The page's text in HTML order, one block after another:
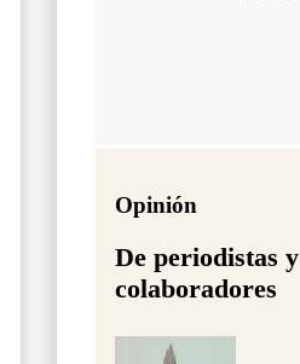
Opinión
De periodistas y
colaboradores